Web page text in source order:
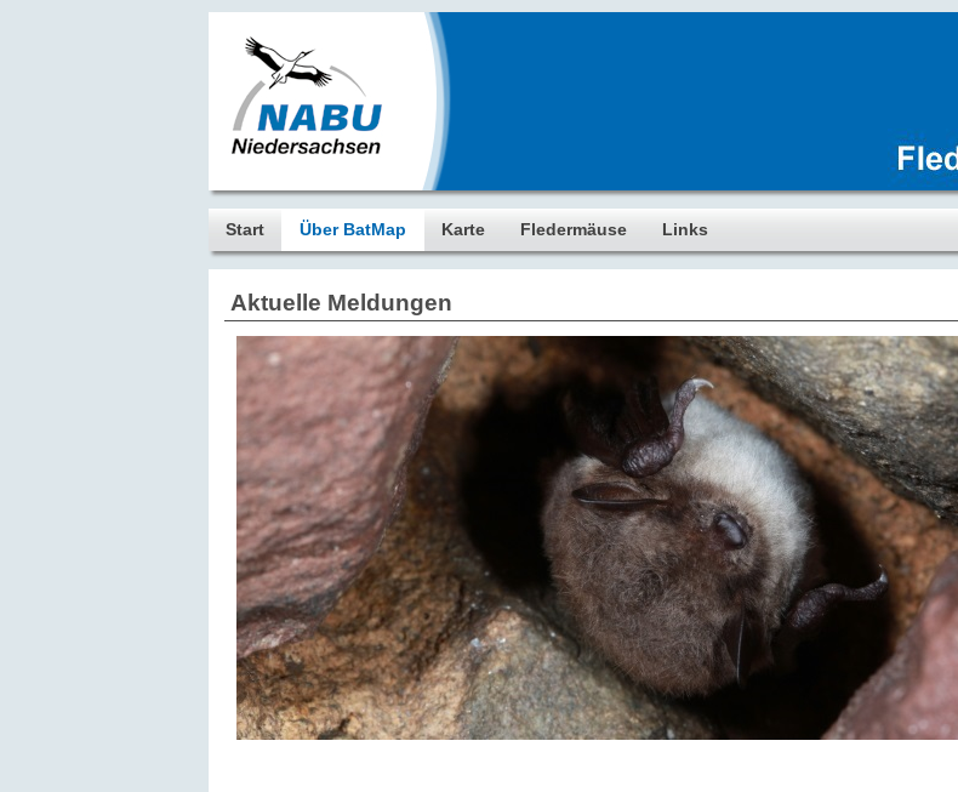
Start Über BatMap Karte Fledermäuse Links
Aktuelle Meldungen